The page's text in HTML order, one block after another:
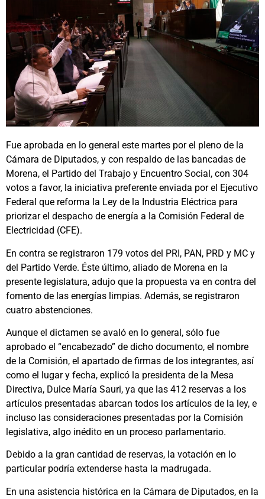
Fue aprobada en lo general este martes por el pleno de la
Cámara de Diputados, y con respaldo de las bancadas de
Morena, el Partido del Trabajo y Encuentro Social, con 304
votos a favor, la iniciativa preferente enviada por el Ejecutivo
Federal que reforma la Ley de la Industria Eléctrica para
priorizar el despacho de energía a la Comisión Federal de
Electricidad (CFE).
En contra se registraron 179 votos del PRI, PAN, PRD y MC y
del Partido Verde. Éste último, aliado de Morena en la
presente legislatura, adujo que la propuesta va en contra del
fomento de las energías limpias. Además, se registraron
cuatro abstenciones.
Aunque el dictamen se avaló en lo general, sólo fue
aprobado el “encabezado” de dicho documento, el nombre
de la Comisión, el apartado de firmas de los integrantes, así
como el lugar y fecha, explicó la presidenta de la Mesa
Directiva, Dulce María Sauri, ya que las 412 reservas a los
artículos presentadas abarcan todos los artículos de la ley, e
incluso las consideraciones presentadas por la Comisión
legislativa, algo inédito en un proceso parlamentario.
Debido a la gran cantidad de reservas, la votación en lo
particular podría extenderse hasta la madrugada.
En una asistencia histórica en la Cámara de Diputados, en la